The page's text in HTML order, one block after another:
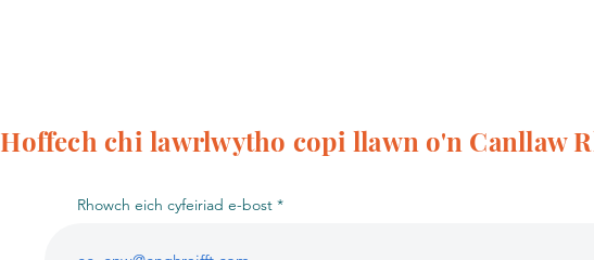
Hoffech chi lawrlwytho copi llawn o'n Canllaw
Rhowch eich cyfeiriad e-bost